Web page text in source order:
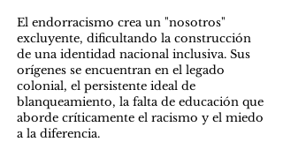
El endorracismo crea un "nosotros"
excluyente, dificultando la construcción
de una identidad nacional inclusiva. Sus
orígenes se encuentran en el legado
colonial, el persistente ideal de
blanqueamiento, la falta de educación que
aborde críticamente el racismo y el miedo
a la diferencia.